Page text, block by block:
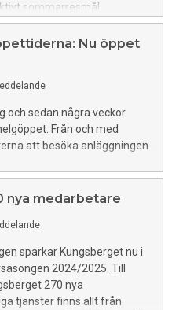
sommarresmål.
Nu öppet
och sedan några veckor
Från och med
att besöka anläggningen
nya medarbetare
sparkar Kungsberget nu i
2024/2025. Till
270 nya
tjänster finns allt från